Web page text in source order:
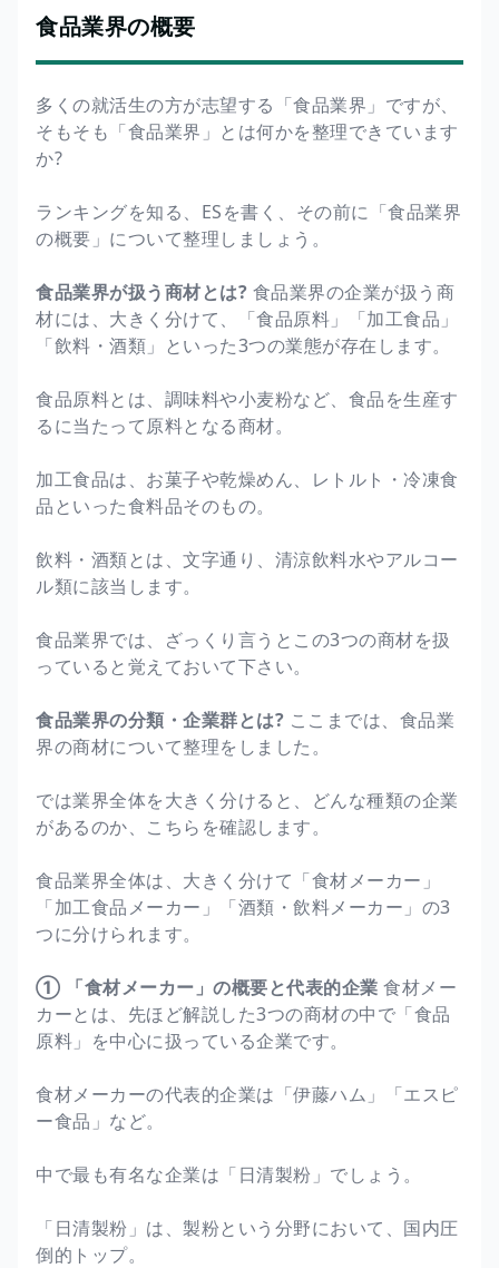
食品業界の概要
多くの就活生の方が志望する「食品業界」ですが、
そもそも「食品業界」とは何かを整理できています
か?
ランキングを知る、ESを書く、その前に「食品業界
の概要」について整理しましょう。
食品業界が扱う商材とは? 食品業界の企業が扱う商
材には、大きく分けて、「食品原料」「加工食品」
「飲料・酒類」といった3つの業態が存在します。
食品原料とは、調味料や小麦粉など、食品を生産す
るに当たって原料となる商材。
加工食品は、お菓子や乾燥めん、レトルト・冷凍食
品といった食料品そのもの。
飲料・酒類とは、文字通り、清涼飲料水やアルコー
ル類に該当します。
食品業界では、ざっくり言うとこの3つの商材を扱
っていると覚えておいて下さい。
食品業界の分類・企業群とは? ここまでは、食品業
界の商材について整理をしました。
では業界全体を大きく分けると、どんな種類の企業
があるのか、こちらを確認します。
食品業界全体は、大きく分けて「食材メーカー」
「加工食品メーカー」「酒類・飲料メーカー」の3
つに分けられます。
① 「食材メーカー」の概要と代表的企業 食材メー
カーとは、先ほど解説した3つの商材の中で「食品
原料」を中心に扱っている企業です。
食材メーカーの代表的企業は「伊藤ハム」「エスピ
ー食品」など。
中で最も有名な企業は「日清製粉」でしょう。
「日清製粉」は、製粉という分野において、国内圧
倒的トップ。